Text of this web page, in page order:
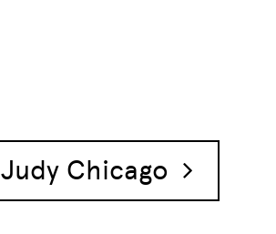
Judy Chicago